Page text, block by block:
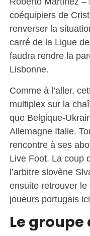
coéquipiers de
renverser la
carré de la Ligue
faudra rendre la
Lisbonne.
Comme à l’aller,
multiplex sur la
que Belgique-
Allemagne Italie.
rencontre à ses
Live Foot. La coup
l’arbitre slovène
ensuite retrouver
joueurs portugais
Le